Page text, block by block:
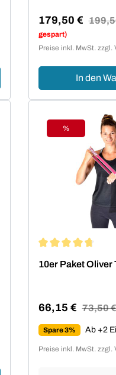
Verkaufspreis:
179,50 €
gespart)
Preise inkl. MwSt. zzgl.
In den
Rabatt
%
10er Paket Oliver
Verkaufspreis:
66,15 € Regulärer
73,50 €
Spare 3% Ab +2
Preise inkl. MwSt. zzgl.